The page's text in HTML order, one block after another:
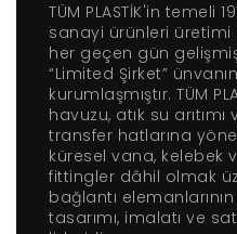
TÜM PLASTİK'in temeli
sanayi ürünleri
her geçen gün
“Limited Şirket”
kurumlaşmıştır. TÜM
havuzu, atık su
transfer hatlarına
küresel vana, kelebek
fittingler dâhil olmak
bağlantı
tasarımı, imalatı ve